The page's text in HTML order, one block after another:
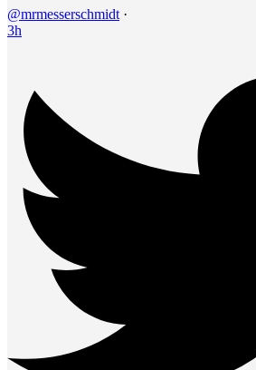
@mrmesserschmidt ·
3h